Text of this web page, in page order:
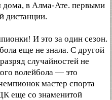
дома, в Алма-Ате. первыми
дистанции.
И это за один сезон.
еще не знала. С другой
случайностей не
волейбола — это
мастер спорта
еще со знаменитой